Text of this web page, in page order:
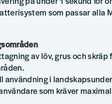
som passar alla
av löv, grus och skräp
användning i
som kräver